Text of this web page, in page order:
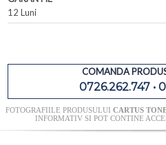
12 Luni
COMANDA
0726.262.747 •
FOTOGRAFIILE PRODUSULUI CARTUS
INFORMATIV SI POT CONTINE